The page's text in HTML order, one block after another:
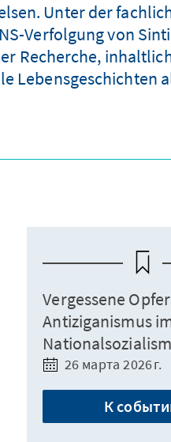
Unter der
Verfolgung von
Recherche,
Lebensgeschichten
Vergessene
Antiziganismus
26 марта 2026 г.
К